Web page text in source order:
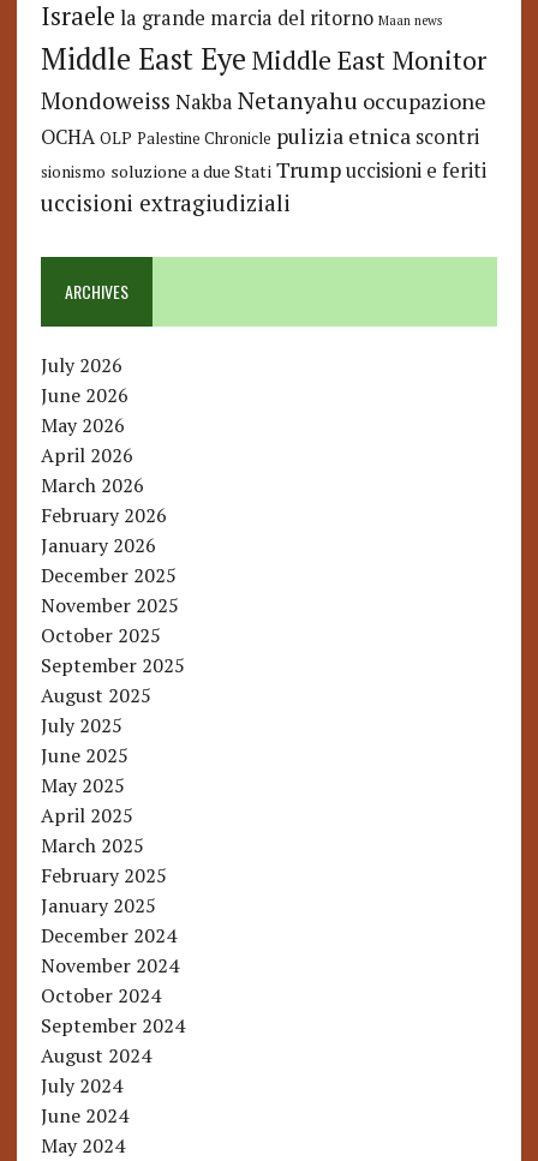
Israele la grande marcia del ritorno Maan news
Middle East Eye Middle East Monitor
Mondoweiss Nakba Netanyahu occupazione
OCHA OLP Palestine Chronicle pulizia etnica scontri
sionismo soluzione a due Stati Trump uccisioni e feriti
uccisioni extragiudiziali
ARCHIVES
July 2026
June 2026
May 2026
April 2026
March 2026
February 2026
January 2026
December 2025
November 2025
October 2025
September 2025
August 2025
July 2025
June 2025
May 2025
April 2025
March 2025
February 2025
January 2025
December 2024
November 2024
October 2024
September 2024
August 2024
July 2024
June 2024
May 2024